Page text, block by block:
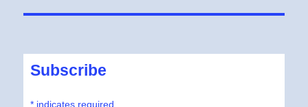
Subscribe
* indicates required